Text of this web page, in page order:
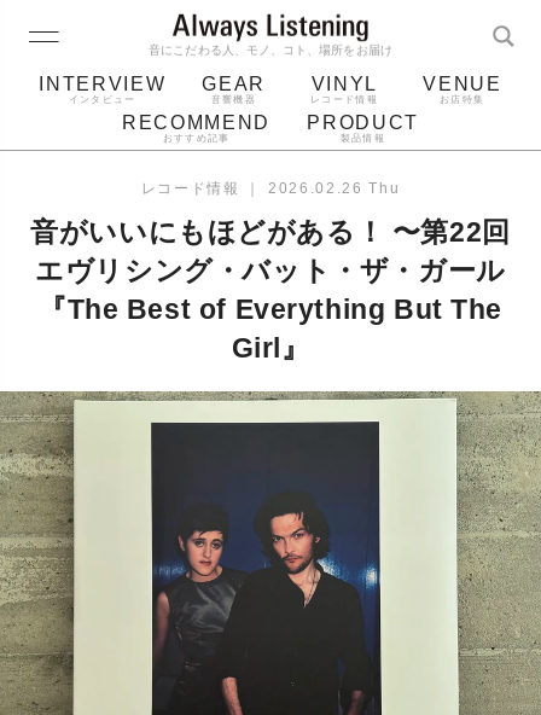
音にこだわる人、モノ、コト、場所をお届け
INTERVIEW
インタビュー
GEAR
音響機器
VINYL
レコード情報
VENUE
お店特集
RECOMMEND
おすすめ記事
PRODUCT
製品情報
bluetooth アルバム
レコード針
レコード情報 ｜ 2026.02.26 Thu
音がいいにもほどがある！ 〜第22回
エヴリシング・バット・ザ・ガール
『The Best of Everything But The
Girl』